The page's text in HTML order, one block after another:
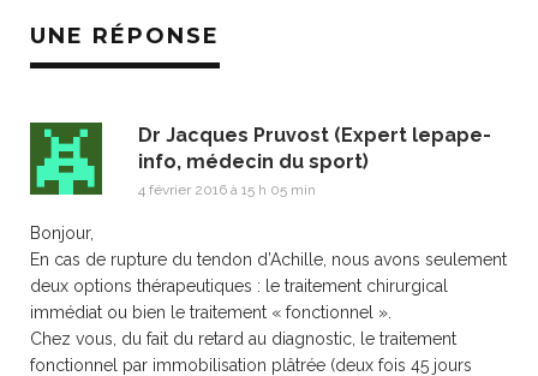
UNE RÉPONSE
Dr Jacques Pruvost (Expert lepape-
info, médecin du sport)
4 février 2016 à 15 h 05 min
Bonjour,
En cas de rupture du tendon d’Achille, nous avons seulement
deux options thérapeutiques : le traitement chirurgical
immédiat ou bien le traitement « fonctionnel ».
Chez vous, du fait du retard au diagnostic, le traitement
fonctionnel par immobilisation plâtrée (deux fois 45 jours